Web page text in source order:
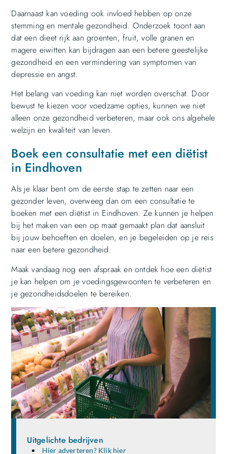
Daarnaast kan voeding ook invloed hebben op onze
stemming en mentale gezondheid. Onderzoek toont aan
dat een dieet rijk aan groenten, fruit, volle granen en
magere eiwitten kan bijdragen aan een betere geestelijke
gezondheid en een vermindering van symptomen van
depressie en angst.
Het belang van voeding kan niet worden overschat. Door
bewust te kiezen voor voedzame opties, kunnen we niet
alleen onze gezondheid verbeteren, maar ook ons algehele
welzijn en kwaliteit van leven.
Boek een consultatie met een diëtist
in Eindhoven
Als je klaar bent om de eerste stap te zetten naar een
gezonder leven, overweeg dan om een consultatie te
boeken met een diëtist in Eindhoven. Ze kunnen je helpen
bij het maken van een op maat gemaakt plan dat aansluit
bij jouw behoeften en doelen, en je begeleiden op je reis
naar een betere gezondheid.
Maak vandaag nog een afspraak en ontdek hoe een diëtist
je kan helpen om je voedingsgewoonten te verbeteren en
je gezondheidsdoelen te bereiken.
Uitgelichte bedrijven
Hier adverteren? Klik hier